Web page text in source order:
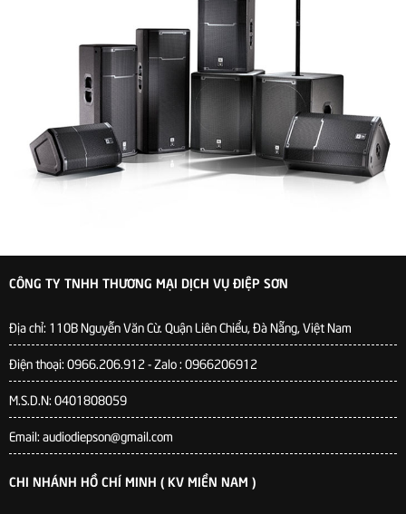
CÔNG TY TNHH THƯƠNG MẠI DỊCH VỤ ĐIỆP SƠN
Địa chỉ: 110B Nguyễn Văn Cừ. Quận Liên Chiểu, Đà Nẵng, Việt Nam
Điện thoại: 0966.206.912 - Zalo : 0966206912
M.S.D.N: 0401808059
Email: audiodiepson@gmail.com
CHI NHÁNH HỒ CHÍ MINH ( KV MIỀN NAM )